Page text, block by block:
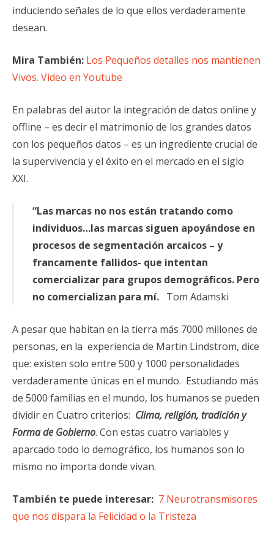
induciendo señales de lo que ellos verdaderamente
desean.
Mira También: Los Pequeños detalles nos mantienen
Vivos. Video en Youtube
En palabras del autor la integración de datos online y
offline – es decir el matrimonio de los grandes datos
con los pequeños datos – es un ingrediente crucial de
la supervivencia y el éxito en el mercado en el siglo
XXI.
“Las marcas no nos están tratando como
individuos…las marcas siguen apoyándose en
procesos de segmentación arcaicos – y
francamente fallidos- que intentan
comercializar para grupos demográficos. Pero
no comercializan para mí. Tom Adamski
A pesar que habitan en la tierra más 7000 millones de
personas, en la experiencia de Martin Lindstrom, dice
que: existen solo entre 500 y 1000 personalidades
verdaderamente únicas en el mundo. Estudiando más
de 5000 familias en el mundo, los humanos se pueden
dividir en Cuatro criterios: Clima, religión, tradición y
Forma de Gobierno. Con estas cuatro variables y
aparcado todo lo demográfico, los humanos son lo
mismo no importa donde vivan.
También te puede interesar: 7 Neurotransmisores
que nos dispara la Felicidad o la Tristeza